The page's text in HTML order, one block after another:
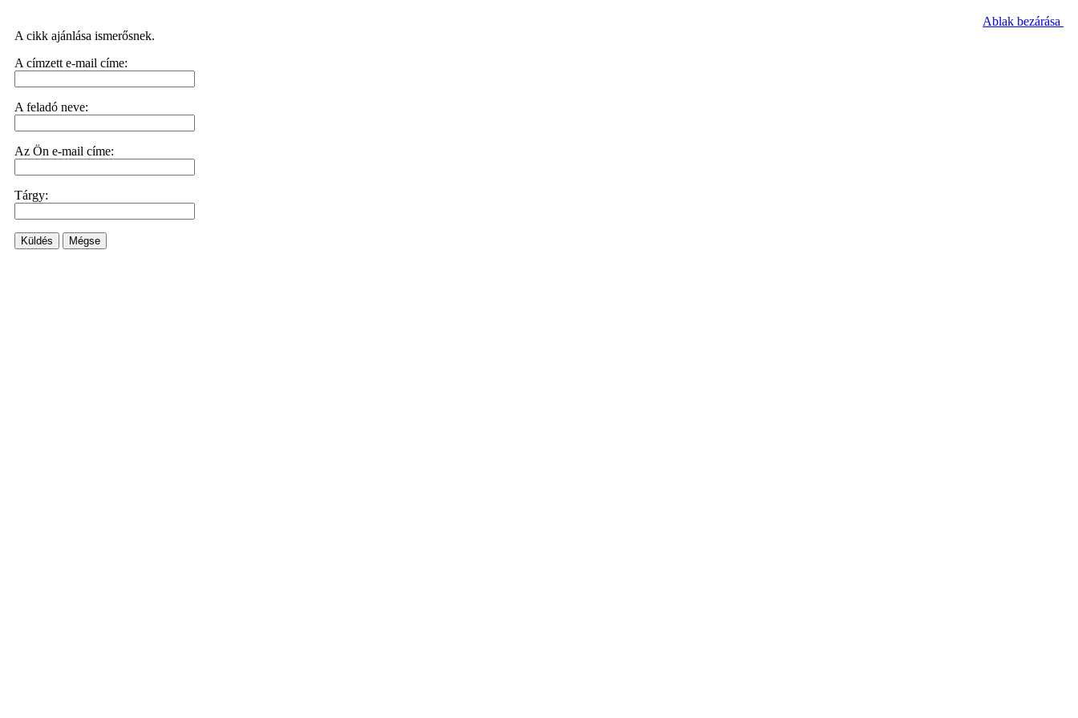
Ablak bezárása
A cikk ajánlása ismerősnek.
A címzett e-mail címe:
A feladó neve:
Az Ön e-mail címe:
Tárgy:
Küldés Mégse